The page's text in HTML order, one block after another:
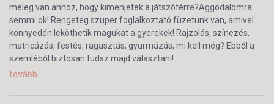
meleg van ahhoz, hogy kimenjetek a játszótérre?Aggodalomra
semmi ok! Rengeteg szuper foglalkoztató füzetünk van, amivel
könnyedén leköthetik magukat a gyerekek! Rajzolás, színezés,
matricázás, festés, ragasztás, gyurmázás, mi kell még? Ebből a
szemléből biztosan tudsz majd választani!
tovább...